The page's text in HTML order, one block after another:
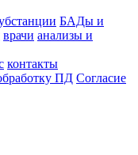
БАДы и
врачи анализы и
контакты
ПД Согласие